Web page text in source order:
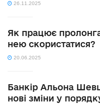
26.11.2025
Як працює
нею скористатися?
20.06.2025
Банкір Альона
нові зміни у